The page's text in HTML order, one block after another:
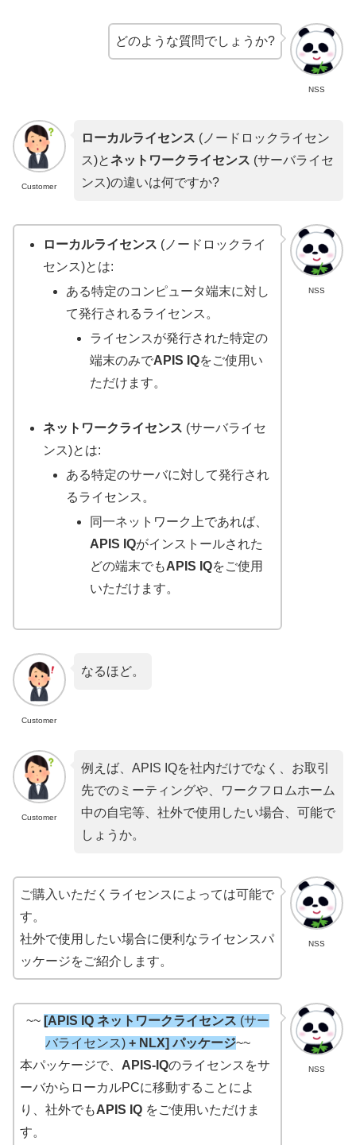
NSS
どのような質問でしょうか?
Customer
ローカルライセンス (ノードロックライセン
ス)とネットワークライセンス (サーバライセ
ンス)の違いは何ですか?
NSS
ローカルライセンス (ノードロックライ
センス)とは:
ある特定のコンピュータ端末に対し
て発行されるライセンス。
ライセンスが発行された特定の
端末のみでAPIS IQをご使用い
ただけます。
ネットワークライセンス (サーバライセ
ンス)とは:
ある特定のサーバに対して発行され
るライセンス。
同一ネットワーク上であれば、
APIS IQがインストールされた
どの端末でもAPIS IQをご使用
いただけます。
Customer
なるほど。
Customer
例えば、APIS IQを社内だけでなく、お取引
先でのミーティングや、ワークフロムホーム
中の自宅等、社外で使用したい場合、可能で
しょうか。
NSS
ご購入いただくライセンスによっては可能で
す。
社外で使用したい場合に便利なライセンスパ
ッケージをご紹介します。
NSS
~~ [APIS IQ ネットワークライセンス (サー
バライセンス)+ NLX] パッケージ~~
本パッケージで、 APIS-IQのライセンスをサ
ーバからローカルPCに移動することによ
り、社外でもAPIS IQ をご使用いただけま
す。